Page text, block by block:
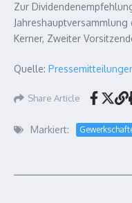
Zur
Kerner, Zweiter
Quelle:
Share Article
Markiert: